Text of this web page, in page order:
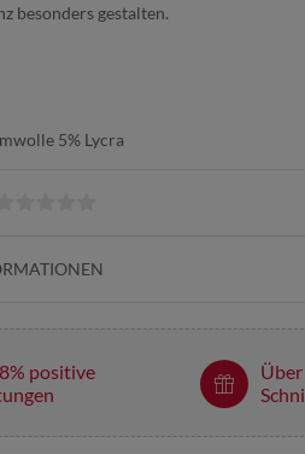
besonders gestalten.
5% Lycra
positive